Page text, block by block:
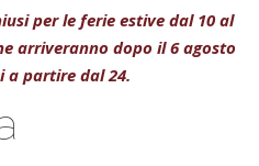
per le ferie estive dal 10 al
arriveranno dopo il 6 agosto
a partire dal 24.